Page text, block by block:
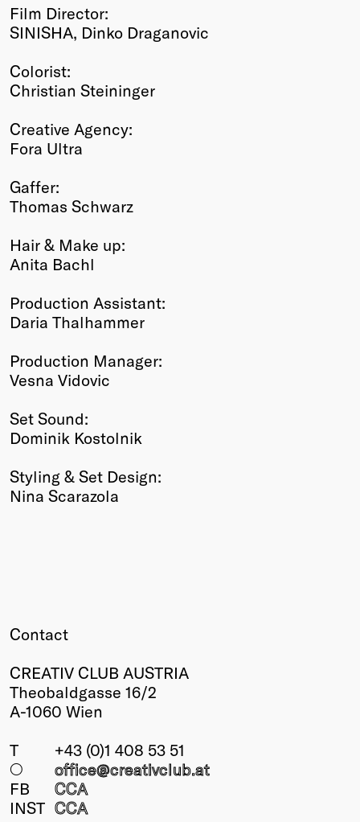
Film Director:
SINISHA, Dinko Draganovic
Colorist:
Christian Steininger
Creative Agency:
Fora Ultra
Gaffer:
Thomas Schwarz
Hair & Make up:
Anita Bachl
Production Assistant:
Daria Thalhammer
Production Manager:
Vesna Vidovic
Set Sound:
Dominik Kostolnik
Styling & Set Design:
Nina Scarazola
Contact
CREATIV CLUB AUSTRIA
Theobaldgasse 16/2
A-1060 Wien
T
+43 (0)1 408 53 51
○
office@creativclub.at
FB
CCA
INST CCA